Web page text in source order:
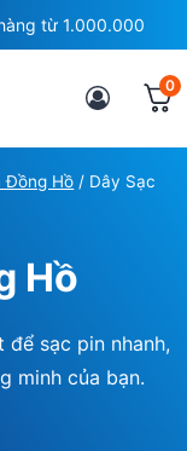
từ 1.000.000
0
Đồng Hồ / Dây Sạc
Hồ
để sạc pin nhanh,
minh của bạn.